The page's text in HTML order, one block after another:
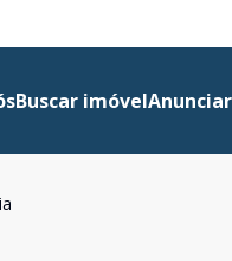
Buscar imóvel